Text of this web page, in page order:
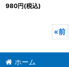
(オフィシャルカードス
リーブ2024)』50枚
980円(税込)
«前
ホーム